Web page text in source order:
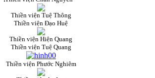
Thiền viện Tuệ Thông
Thiền viện Đạo Huệ
Thiền viện Hiện Quang
Thiền viện Tuệ Quang
Thiền viện Phước Nghiêm